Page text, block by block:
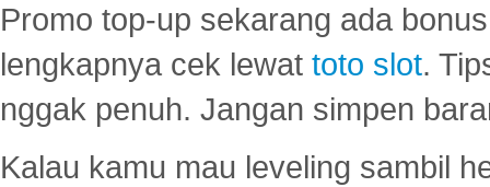
Promo top-up sekarang ada
lengkapnya cek lewat toto slot.
nggak penuh. Jangan simpen
Kalau kamu mau leveling sambil